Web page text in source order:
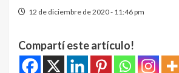
12 de diciembre de 2020 - 11:46 pm
Compartí este artículo!